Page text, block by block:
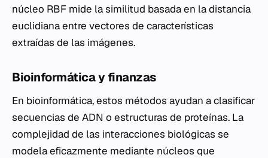
núcleo RBF mide la similitud basada en la distancia
euclidiana entre vectores de características
extraídas de las imágenes.
Bioinformática y finanzas
En bioinformática, estos métodos ayudan a clasificar
secuencias de ADN o estructuras de proteínas. La
complejidad de las interacciones biológicas se
modela eficazmente mediante núcleos que